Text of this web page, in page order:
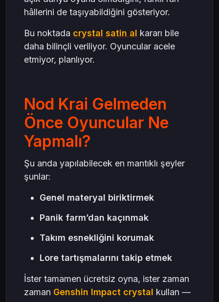
hâllerini de taşıyabildiğini gösteriyor.
Bu noktada crystal satin al kararı bile
daha bilinçli veriliyor. Oyuncular acele
etmiyor, planlıyor.
Nod Krai Gelmeden
Önce Oyuncular Ne
Yapmalı?
Şu anda yapılabilecek en mantıklı şeyler
şunlar:
Genel materyal biriktirmek
Panik farm’dan kaçınmak
Takım esnekliğini korumak
Lore tartışmalarını takip etmek
İster tamamen ücretsiz oyna, ister zaman
zaman Genshin Impact crystal kullan —